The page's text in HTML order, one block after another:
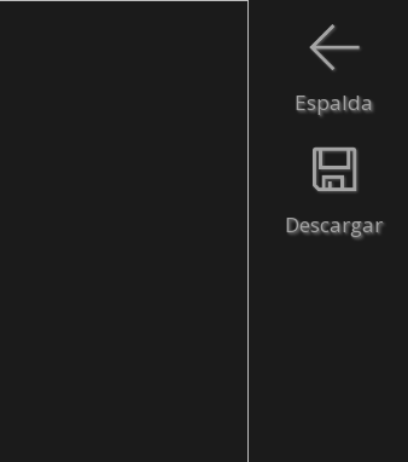
Descargar
Espalda